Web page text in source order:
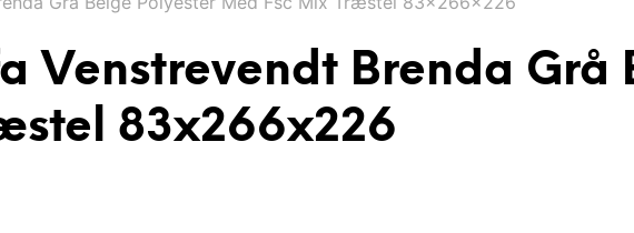
Venstrevendt Brenda Grå
83x266x226